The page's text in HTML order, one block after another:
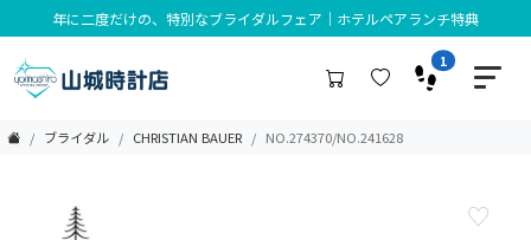
年に二度だけの、特別なブライダルフェア｜ホテルペアランチ特典
1
ブライダル CHRISTIAN BAUER NO.274370/NO.241628